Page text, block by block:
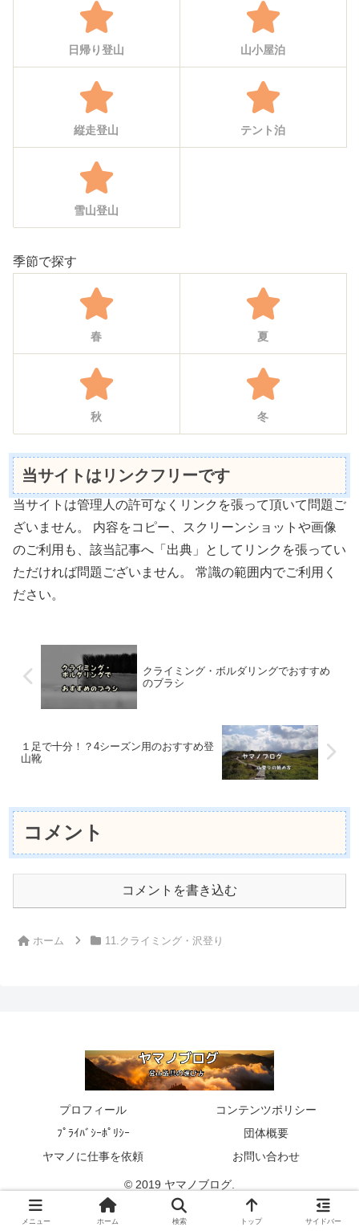
日帰り登山 山小屋泊
縦走登山 テント泊
雪山登山
季節で探す
春 夏
秋 冬
当サイトはリンクフリーです
当サイトは管理人の許可なくリンクを張って頂いて問題ご
ざいません。 内容をコピー、スクリーンショットや画像
のご利用も、該当記事へ「出典」としてリンクを張ってい
ただければ問題ございません。 常識の範囲内でご利用く
ださい。
クライミング・ボルダリングでおすすめ
のブラシ
１足で十分！？4シーズン用のおすすめ登
山靴
コメント
コメントを書き込む
ホーム 11.クライミング・沢登り
プロフィール
コンテンツポリシー
ﾌﾟﾗｲﾊﾞｼｰﾎﾟﾘｼｰ
団体概要
ヤマノに仕事を依頼
お問い合わせ
© 2019 ヤマノブログ.
メニュー ホーム 検索 トップ サイドバー